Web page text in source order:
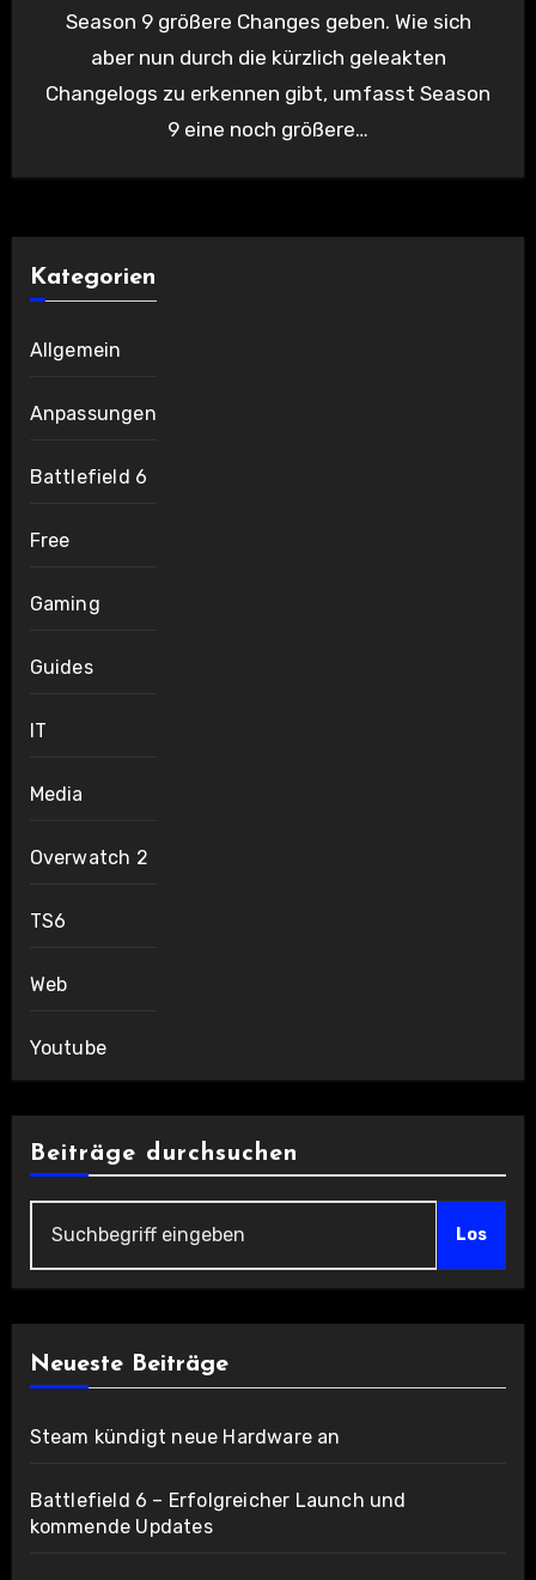
Season 9 größere Changes geben. Wie sich
aber nun durch die kürzlich geleakten
Changelogs zu erkennen gibt, umfasst Season
9 eine noch größere…
Kategorien
Allgemein
Anpassungen
Battlefield 6
Free
Gaming
Guides
IT
Media
Overwatch 2
TS6
Web
Youtube
Beiträge durchsuchen
Los
Neueste Beiträge
Steam kündigt neue Hardware an
Battlefield 6 – Erfolgreicher Launch und
kommende Updates